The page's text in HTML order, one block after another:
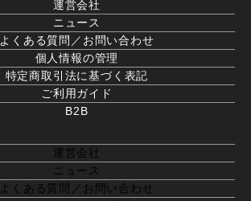
運営会社
ニュース
よくある質問／お問い合わせ
個人情報の管理
特定商取引法に基づく表記
ご利用ガイド
B2B
運営会社
ニュース
よくある質問／お問い合わせ